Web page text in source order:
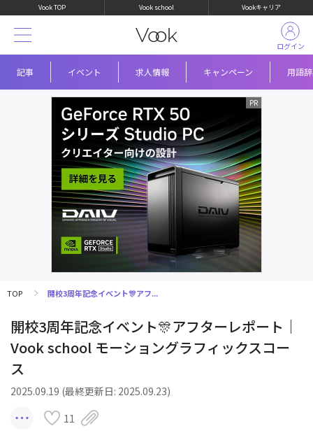
Vook TOP Vook school Vookキャリア
記事 イベント 求人情報 キャンペーン 用語
ログイン
TOP 開校3周年記念イベント🎊アフ...
開校3周年記念イベント🎊アフターレポート｜
Vook school モーショングラフィックスコー
ス
2025.09.19 (最終更新日: 2025.09.23)
11